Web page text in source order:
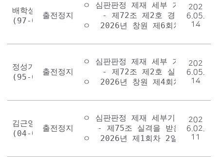
배학성
(97-020)
출전정지 1회
ㅇ 심판판정 제재 세부 기준표
- 제72조 제2호 경고을 받은
ㅇ  2026년 창원 제6회차 3일 선
202
6.05.
14
정성기
(95-051)
출전정지 1회
ㅇ 심판판정 제재 세부 기준표
- 제72조 제2호 실격을 받은
ㅇ  2026년 창원 제4회차 2일 선
202
6.05.
14
김근영
(04-007)
출전정지 1회
ㅇ 심판판정 제재 세부기준표
   - 제75조 실격을 받은 경우
ㅇ  2026년 제1회차 2일 우수 2경
202
6.02.
11